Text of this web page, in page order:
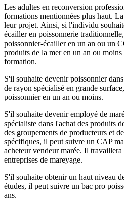
Les adultes en reconversion
formations mentionnées plus haut.
leur projet. Ainsi, si l'individu
écailler en poissonnerie
poissonnier-écailler en un an ou un
produits de la mer en un an ou
formation.
S'il souhaite devenir poissonnier
de rayon spécialisé en grande
poissonnier en un an ou moins.
S'il souhaite devenir employé de
spécialiste dans l'achat des produits
des groupements de producteurs et
spécifiques, il peut suivre un CAP
acheteur vendeur marée. Il
entreprises de mareyage.
S'il souhaite obtenir un haut niveau
études, il peut suivre un bac pro
ans.